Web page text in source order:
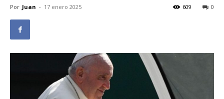
Por Juan - 17 enero 2025 0
609